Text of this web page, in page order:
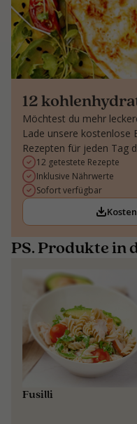
PS. Produkte in
Fusilli
12
Möchtest du mehr
Lade unsere kostenlose
Rezepten für jeden Tag
12 getestete Rezepte
Inklusive Nährwerte
Sofort verfügbar